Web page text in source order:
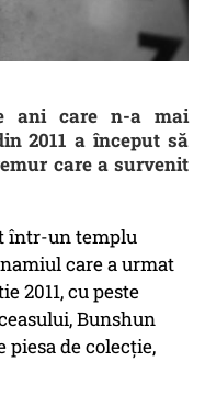
ani care n-a mai
2011 a început să
care a survenit
într-un templu
care a urmat
2011, cu peste
Bunshun
piesa de colecție,